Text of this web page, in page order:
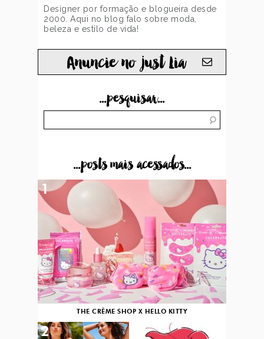
Designer por formação e blogueira desde
2000. Aqui no blog falo sobre moda,
beleza e estilo de vida!
Anuncie no just Lia
...pesquisar...
...posts mais acessados...
THE CRÈME SHOP X HELLO KITTY
1
2 3